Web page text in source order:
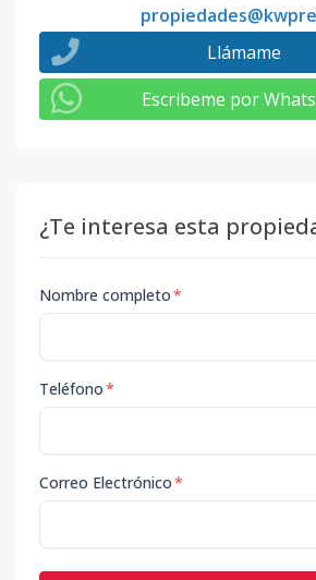
Llámame
Escribeme por
¿Te interesa esta
Nombre completo*
Teléfono*
Correo Electrónico*